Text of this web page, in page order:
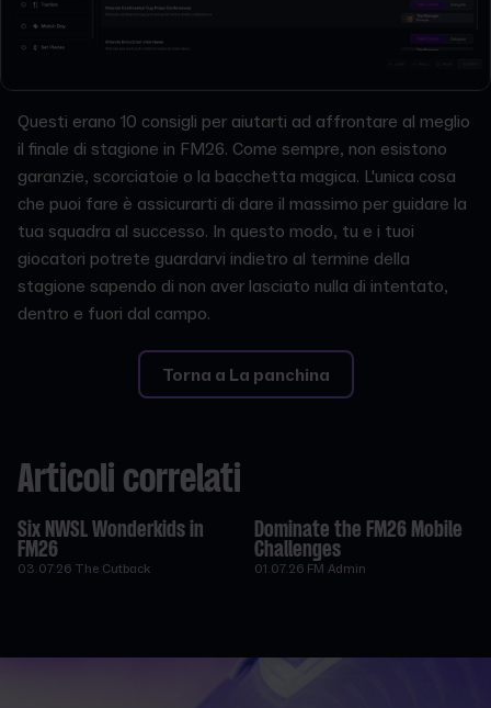
Questi erano 10 consigli per aiutarti ad affrontare al meglio
il finale di stagione in FM26. Come sempre, non esistono
garanzie, scorciatoie o la bacchetta magica. L'unica cosa
che puoi fare è assicurarti di dare il massimo per guidare la
tua squadra al successo. In questo modo, tu e i tuoi
giocatori potrete guardarvi indietro al termine della
stagione sapendo di non aver lasciato nulla di intentato,
dentro e fuori dal campo.
Torna a La panchina
Articoli correlati
Six NWSL Wonderkids in
FM26
03.07.26 The Cutback
Dominate the FM26 Mobile
Challenges
01.07.26 FM Admin